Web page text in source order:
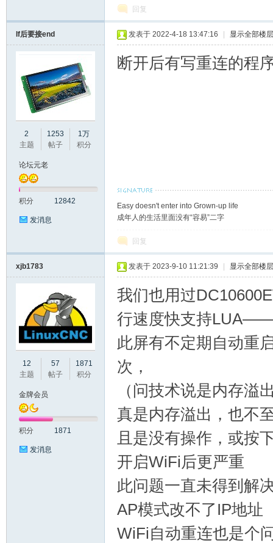
口
回复
If后要接end
2
主题
1253
帖子
1万
积分
论坛元老
积分 12842
发消息
发表于 2022-4-18 13:47:16 显示全部楼层
断开后有写重连的程
Easy doesn't enter into Grown-up life
成年人的生活里面没有“容易”二字
回复
xjb1783
12
主题
57
帖子
1871
积分
金牌会员
积分 1871
发消息
发表于 2023-9-10 11:21:39 显示全部楼层
我们也用过
行速度快支持
此屏有不定期自动重
次，
（问技术说是内存溢
真是内存溢出，也不
且是没有操作，或按
开启WiFi后更严重
此问题一直未得到解
AP模式改不了IP地址
WiFi自动重连也是个